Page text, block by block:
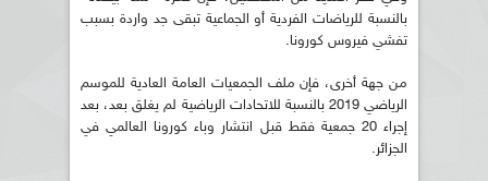
بالنسبة للرياضات الفردية أو الجماعية تبقى جد واردة بسبب
تفشي فيروس كورونا.
من جهة أخرى، فإن ملف الجمعيات العامة العادية للموسم
الرياضي 2019 بالنسبة للاتحادات الرياضية لم يغلق بعد، بعد
إجراء 20 جمعية فقط قبل انتشار وباء كورونا العالمي في
الجزائر.